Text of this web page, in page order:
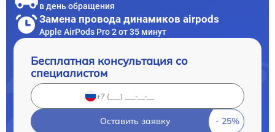
в день обращения
Замена провода динамиков airpods
Apple AirPods Pro 2 от 35 минут
Бесплатная консультация со
специалистом
Оставить заявку